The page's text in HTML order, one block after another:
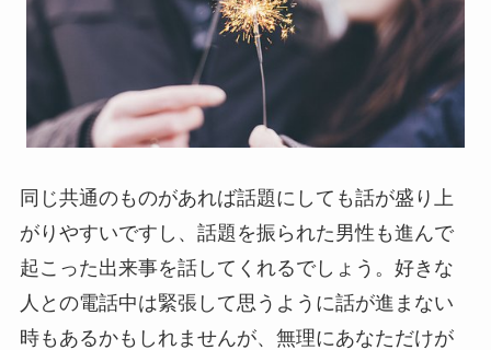
同じ共通のものがあれば話題にしても話が盛り上
がりやすいですし、話題を振られた男性も進んで
起こった出来事を話してくれるでしょう。好きな
人との電話中は緊張して思うように話が進まない
時もあるかもしれませんが、無理にあなただけが